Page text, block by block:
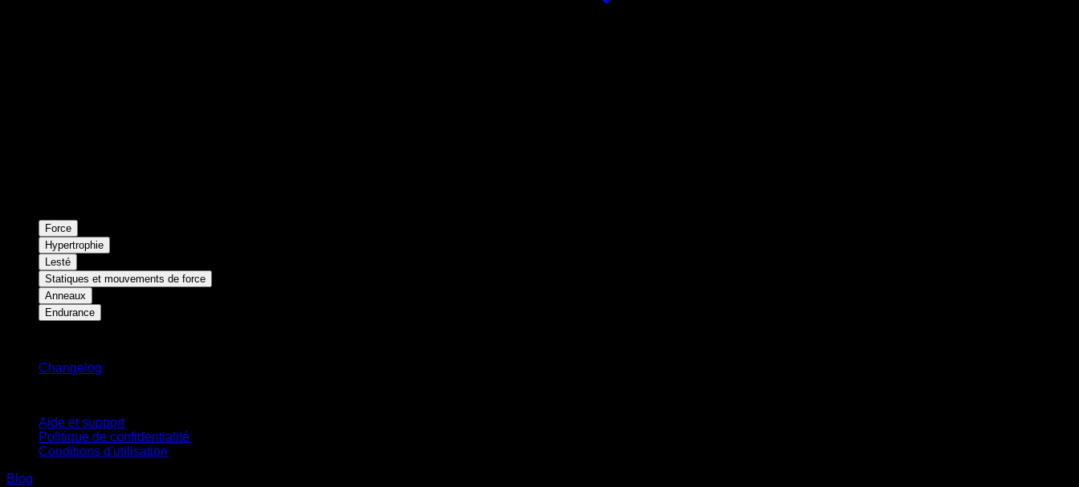
Force
Hypertrophie
Lesté
Statiques et mouvements de force
Anneaux
Endurance
Changelog
Aide et support
Politique de confidentialité
Conditions d'utilisation
Blog